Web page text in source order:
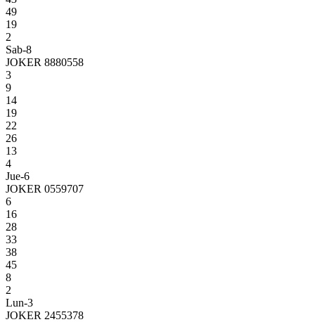
49
19
2
Sab-8
JOKER 8880558
3
9
14
19
22
26
13
4
Jue-6
JOKER 0559707
6
16
28
33
38
45
8
2
Lun-3
JOKER 2455378